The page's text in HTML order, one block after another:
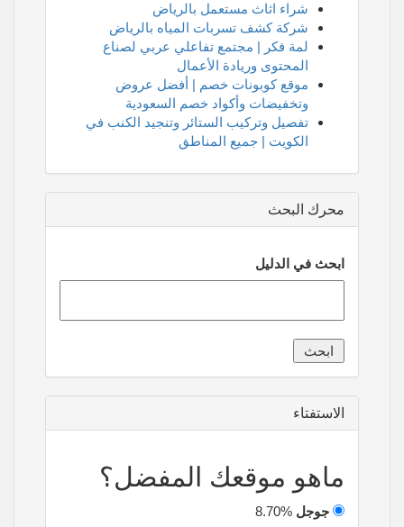
شراء اثاث مستعمل بالرياض
شركة كشف تسربات المياه بالرياض
لمة فكر | مجتمع تفاعلي عربي لصناع
المحتوى وريادة الأعمال
موقع كوبونات خصم | أفضل عروض
وتخفيضات وأكواد خصم السعودية
تفصيل وتركيب الستائر وتنجيد الكنب في
الكويت | جميع المناطق
محرك البحث
ابحث في الدليل
الاستفتاء
ماهو موقعك المفضل؟
جوجل